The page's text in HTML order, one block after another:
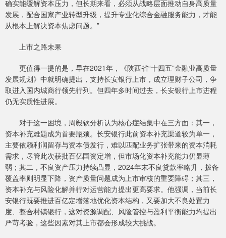
确实能缓解资本压力，但长期来看，必须从战略层面推动自身高质量
发展，配合国家产业转型升级，提升专业化综合金融服务能力，才能
从根本上解决资本焦虑问题。”
上市之路未果
更值得一提的是，早在2021年，《陕西省“十四五”金融业高质量
发展规划》中就明确提出，支持长安银行上市，成立理财子公司，争
取进入国内城商行领先行列。但四年多时间过去，长安银行上市进程
仍无实质性进展。
对于这一困境，周毅钦分析认为核心症结集中在三方面：其一，
资本补充难题成为首要瓶颈。长安银行此前资本补充渠道较为单一，
主要依赖利润留存与资本债发行，难以匹配业务扩张带来的资本消耗
需求，尽管此次获批百亿国资定增，但市场化资本补充能力仍显薄
弱；其二，不良资产压力持续凸显，2024年末不良贷款率略升，拨备
覆盖率则明显下降，资产质量问题成为上市审核的重要障碍；其三，
资本补充与风险化解并行对运营能力提出更高要求。他强调，当前长
安银行既要推进百亿定增落地优化资本结构，又要加大不良处置力
度、整合村镇银行，这对资源调配、风险管控与盈利平衡能力均提出
严苛考验，这些因素对其上市都会形成较大挑战。